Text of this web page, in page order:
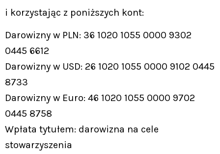
i korzystając z poniższych kont:
Darowizny w PLN: 36 1020 1055 0000 9302
0445 6612
Darowizny w USD: 26 1020 1055 0000 9102 0445
8733
Darowizny w Euro: 46 1020 1055 0000 9702
0445 8758
Wpłata tytułem: darowizna na cele
stowarzyszenia